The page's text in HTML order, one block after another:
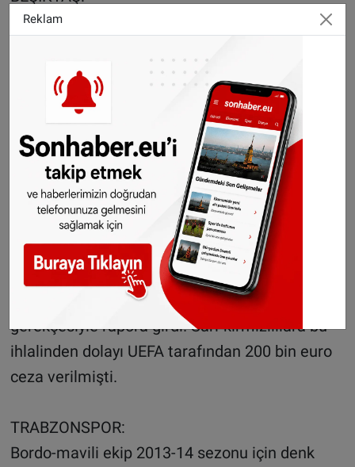
2011-12 ve 2014-15 sezonlarında Beşiktaş’la
olarak gecikmiş ödemelere imza attı,
ikincisinde ise denk bütçe kuralına takıldı.
2012’de siyah-beyazlı ekip Avrupa kupalarından
bir yıl men edilirken 200 bin euro da para
cezasına çarptırıldı. Geçtiğimiz yıl ise
Beşiktaş’a 5.5 milyon euroluk bir ödeme yükü
getirildi.
GALATASARAY:
2013-14’te denk bütçe kuralını ihlal ettiği
gerekçesiyle rapora girdi. Sarı-kırmızılılara bu
ihlalinden dolayı UEFA tarafından 200 bin euro
ceza verilmişti.
TRABZONSPOR:
Bordo-mavili ekip 2013-14 sezonu için denk
Reklam